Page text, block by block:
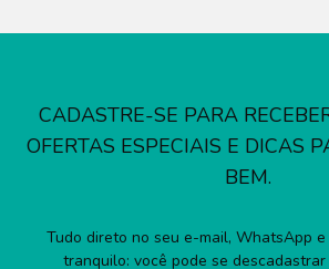
CADASTRE-SE PARA
OFERTAS ESPECIAIS E DICAS
BEM.
Tudo direto no seu e-mail, WhatsApp e
tranquilo: você pode se